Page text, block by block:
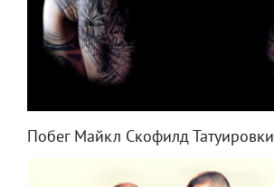
Побег Майкл Скофилд Татуировки